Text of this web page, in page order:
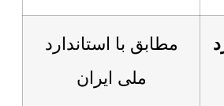
مطابق با استاندارد
ملی ایران